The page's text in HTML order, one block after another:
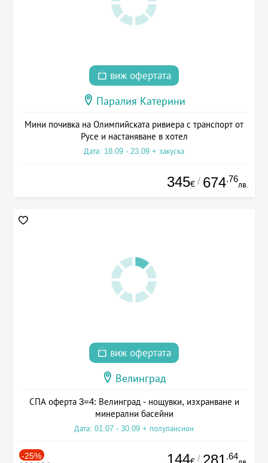
виж офертата
Паралия Катерини
Мини почивка на Олимпийската ривиера с транспорт от
Русе и настаняване в хотел
Дата: 18.09 - 23.09 + закуска
345€ / 674.76
лв.
виж офертата
Велинград
СПА оферта 3=4: Велинград - нощувки, изхранване и
минерални басейни
Дата: 01.07 - 30.09 + полупансион
-25% 144 / 281 .64